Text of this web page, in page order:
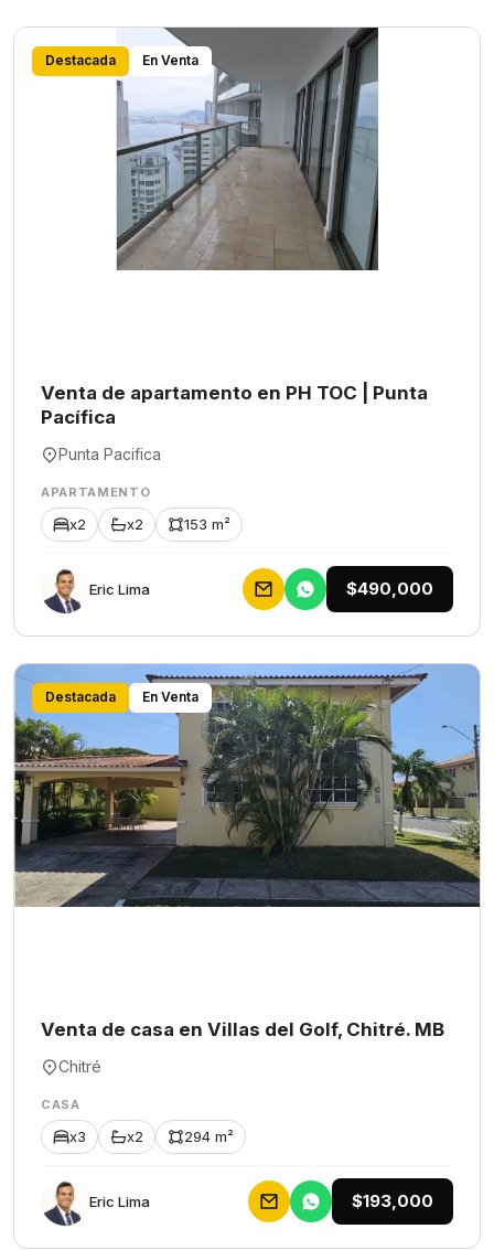
Destacada En Venta
Venta de apartamento en PH TOC | Punta
Pacífica
Punta Pacifica
APARTAMENTO
x2 x2 153 m²
Eric Lima $490,000
Destacada En Venta
Venta de casa en Villas del Golf, Chitré. MB
Chitré
CASA
x3 x2 294 m²
Eric Lima $193,000